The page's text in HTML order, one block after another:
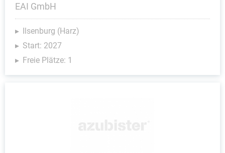
EAI GmbH
Ilsenburg (Harz)
Start: 2027
Freie Plätze: 1